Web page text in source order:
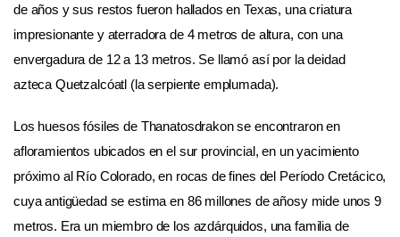
de años y sus restos fueron hallados en Texas, una criatura
impresionante y aterradora de 4 metros de altura, con una
envergadura de 12 a 13 metros. Se llamó así por la deidad
azteca Quetzalcóatl (la serpiente emplumada).
Los huesos fósiles de Thanatosdrakon se encontraron en
afloramientos ubicados en el sur provincial, en un yacimiento
próximo al Río Colorado, en rocas de fines del Período Cretácico,
cuya antigüedad se estima en 86 millones de añosy mide unos 9
metros. Era un miembro de los azdárquidos, una familia de